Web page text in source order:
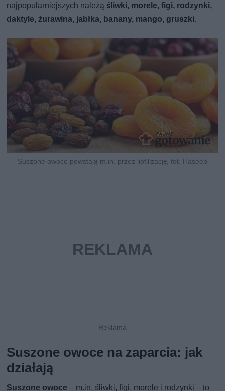
najpopularniejszych należąśliwki, morele, figi, rodzynki,
daktyle, żurawina, jabłka, banany, mango, gruszki.
Suszone owoce powstają m.in. przez liofilizację, fot. Haseeb
Suszone owoce na zaparcia: jak
działają
Suszone owoce – m.in. śliwki, figi, morele i rodzynki – to